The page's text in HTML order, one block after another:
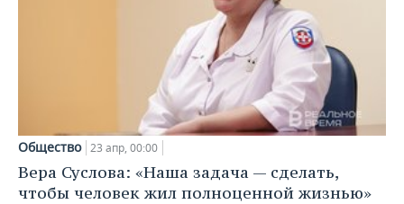
Общество 23 апр, 00:00
Вера Суслова: «Наша задача — сделать,
чтобы человек жил полноценной жизнью»